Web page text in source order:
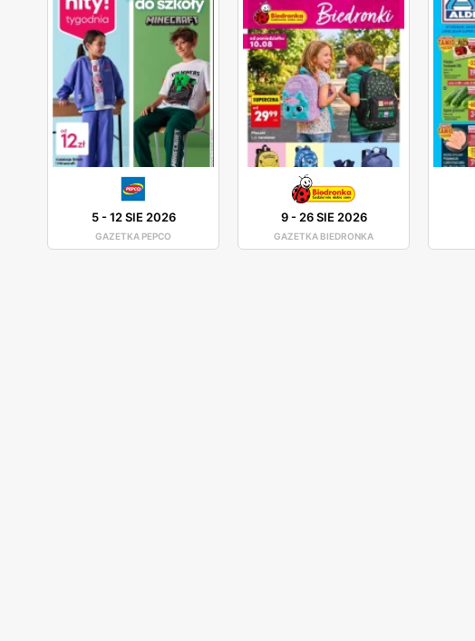
5-12 SIE 2026
GAZETKA PEPCO
9- 26 SIE 2026
GAZETKA BIEDRONKA